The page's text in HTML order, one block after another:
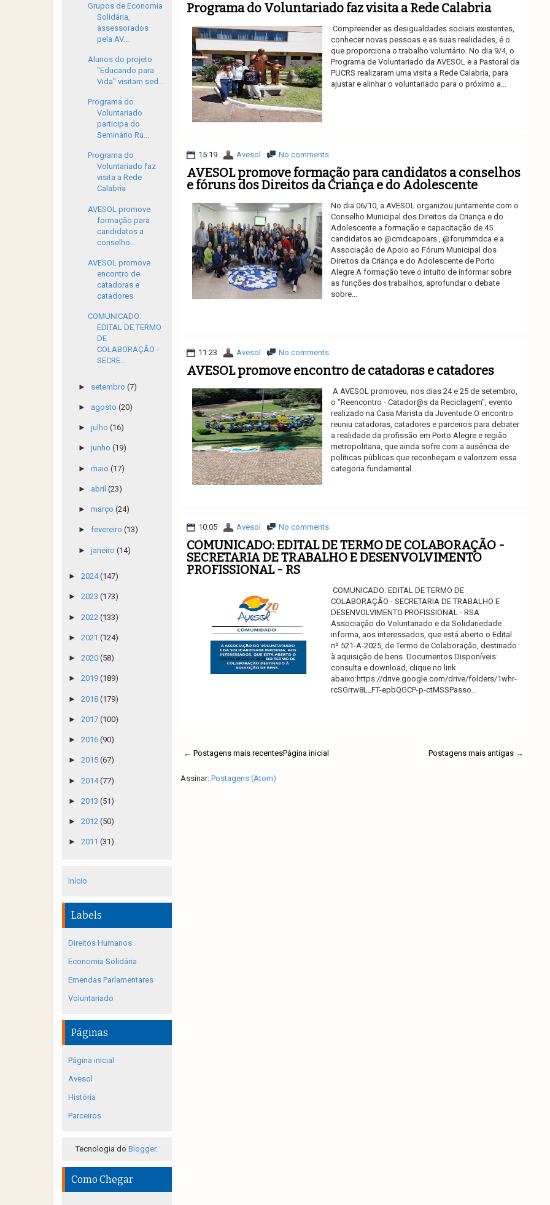
Programa do Voluntariado faz visita a Rede Calabria
Compreender as desigualdades sociais existentes,
conhecer novas pessoas e as suas realidades, é o
que proporciona o trabalho voluntário. No dia 9/4, o
Programa de Voluntariado da AVESOL e a Pastoral da
PUCRS realizaram uma visita a Rede Calabria, para
ajustar e alinhar o voluntariado para o próximo a...
15:19 Avesol No comments
AVESOL promove formação para candidatos a conselhos
e fóruns dos Direitos da Criança e do Adolescente
No dia 06/10, a AVESOL organizou juntamente com o
Conselho Municipal dos Direitos da Criança e do
Adolescente a formação e capacitação de 45
candidatos ao @cmdcapoars , @forummdca e a
Associação de Apoio ao Fórum Municipal dos
Direitos da Criança e do Adolescente de Porto
Alegre.A formação teve o intuito de informar sobre
as funções dos trabalhos, aprofundar o debate
sobre...
11:23 Avesol No comments
AVESOL promove encontro de catadoras e catadores
A AVESOL promoveu, nos dias 24 e 25 de setembro,
o "Reencontro - Catador@s da Reciclagem", evento
realizado na Casa Marista da Juventude.O encontro
reuniu catadoras, catadores e parceiros para debater
a realidade da profissão em Porto Alegre e região
metropolitana, que ainda sofre com a ausência de
políticas públicas que reconheçam e valorizem essa
categoria fundamental...
10:05 Avesol No comments
COMUNICADO: EDITAL DE TERMO DE COLABORAÇÃO -
SECRETARIA DE TRABALHO E DESENVOLVIMENTO
PROFISSIONAL - RS
COMUNICADO: EDITAL DE TERMO DE
COLABORAÇÃO - SECRETARIA DE TRABALHO E
DESENVOLVIMENTO PROFISSIONAL - RSA
Associação do Voluntariado e da Solidariedade
informa, aos interessados, que está aberto o Edital
nº 521-A-2025, de Termo de Colaboração, destinado
à aquisição de bens. Documentos Disponíveis:
consulta e download, clique no link
abaixo:https://drive.google.com/drive/folders/1whr-
rcSGrrw8L_FT-epbQGCP-p-ctMSSPasso...
← Postagens mais recentes Postagens mais antigas →
Página inicial
Assinar: Postagens (Atom)
Grupos de Economia
Solidária,
assessorados
pela AV...
Alunos do projeto
"Educando para
Vida" visitam sed...
Programa do
Voluntariado
participa do
Seminário Ru...
Programa do
Voluntariado faz
visita a Rede
Calabria
AVESOL promove
formação para
candidatos a
conselho...
AVESOL promove
encontro de
catadoras e
catadores
COMUNICADO:
EDITAL DE TERMO
DE
COLABORAÇÃO -
SECRE...
► setembro (7)
► agosto (20)
► julho (16)
► junho (19)
► maio (17)
► abril (23)
► março (24)
► fevereiro (13)
► janeiro (14)
► 2024(147)
► 2023 (173)
► 2022 (133)
► 2021 (124)
► 2020 (58)
► 2019 (189)
► 2018 (179)
► 2017 (100)
► 2016 (90)
► 2015 (67)
► 2014(77)
► 2013 (51)
► 2012 (50)
► 2011 (31)
Início
Labels
Direitos Humanos
Economia Solidária
Emendas Parlamentares
Voluntariado
Páginas
Página inicial
Avesol
História
Parceiros
Tecnologia doBlogger.
Como Chegar